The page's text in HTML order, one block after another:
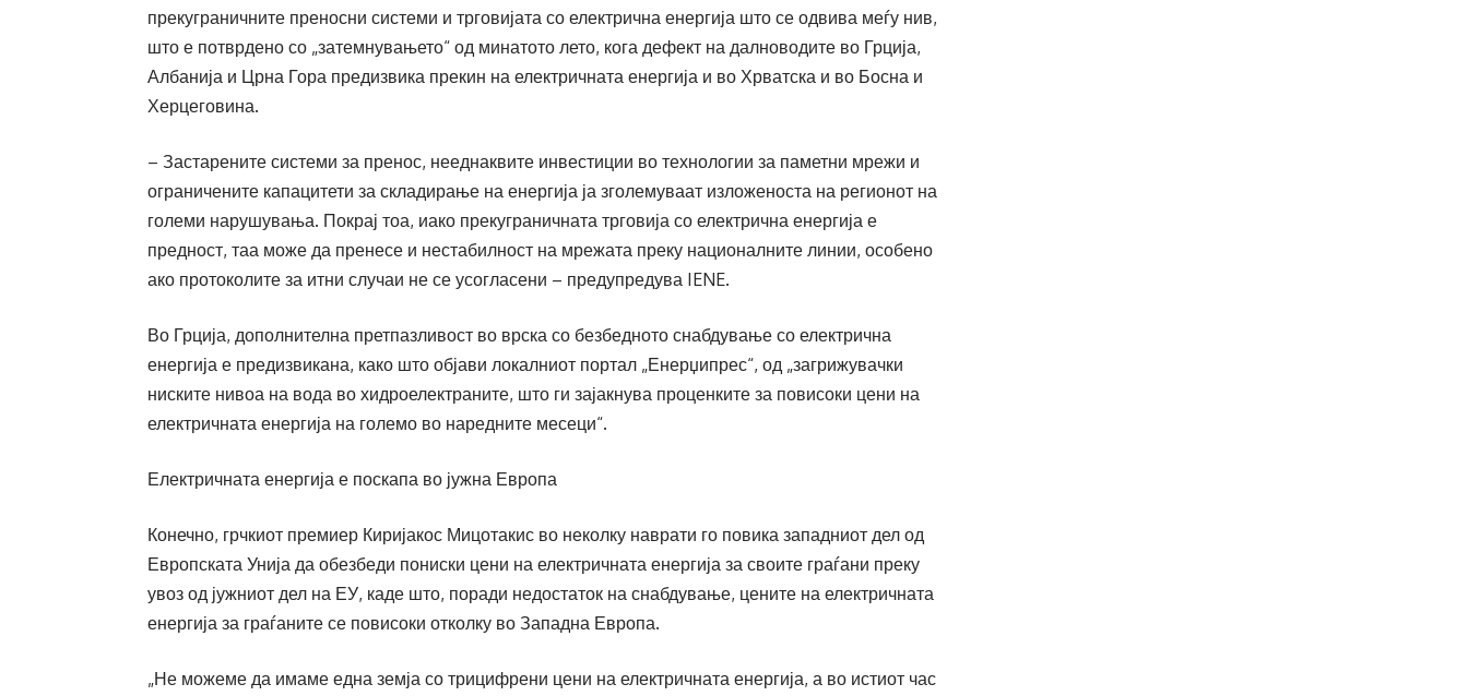
прекуграничните преносни системи и трговијата со електрична енергија што се одвива меѓу нив,
што е потврдено со „затемнувањето“ од минатото лето, кога дефект на далноводите во Грција,
Албанија и Црна Гора предизвика прекин на електричната енергија и во Хрватска и во Босна и
Херцеговина.
– Застарените системи за пренос, нееднаквите инвестиции во технологии за паметни мрежи и
ограничените капацитети за складирање на енергија ја зголемуваат изложеноста на регионот на
големи нарушувања. Покрај тоа, иако прекуграничната трговија со електрична енергија е
предност, таа може да пренесе и нестабилност на мрежата преку националните линии, особено
ако протоколите за итни случаи не се усогласени – предупредува IENE.
Во Грција, дополнителна претпазливост во врска со безбедното снабдување со електрична
енергија е предизвикана, како што објави локалниот портал „Енерџипрес“, од „загрижувачки
ниските нивоа на вода во хидроелектраните, што ги зајакнува проценките за повисоки цени на
електричната енергија на големо во наредните месеци“.
Електричната енергија е поскапа во јужна Европа
Конечно, грчкиот премиер Киријакос Мицотакис во неколку наврати го повика западниот дел од
Европската Унија да обезбеди пониски цени на електричната енергија за своите граѓани преку
увоз од јужниот дел на ЕУ, каде што, поради недостаток на снабдување, цените на електричната
енергија за граѓаните се повисоки отколку во Западна Европа.
„Не можеме да имаме една земја со трицифрени цени на електричната енергија, а во истиот час